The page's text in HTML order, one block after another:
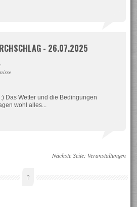
- 26.07.2025
Das Wetter und die Bedingungen
wohl alles...
Nächste Seite: Veranstaltungen
↑